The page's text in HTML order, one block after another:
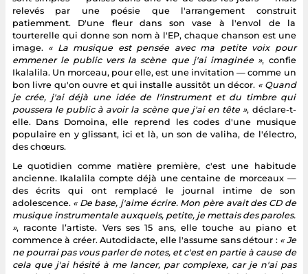
relevés par une poésie que l'arrangement construit
patiemment. D'une fleur dans son vase à l'envol de la
tourterelle qui donne son nom à l'EP, chaque chanson est une
image. « La musique est pensée avec ma petite voix pour
emmener le public vers la scène que j'ai imaginée », confie
Ikalalila. Un morceau, pour elle, est une invitation — comme un
bon livre qu'on ouvre et qui installe aussitôt un décor. « Quand
je crée, j'ai déjà une idée de l'instrument et du timbre qui
poussera le public à avoir la scène que j'ai en tête », déclare-t-
elle. Dans Domoina, elle reprend les codes d'une musique
populaire en y glissant, ici et là, un son de valiha, de l'électro,
des chœurs.
Le quotidien comme matière première, c'est une habitude
ancienne. Ikalalila compte déjà une centaine de morceaux —
des écrits qui ont remplacé le journal intime de son
adolescence. « De base, j'aime écrire. Mon père avait des CD de
musique instrumentale auxquels, petite, je mettais des paroles.
», raconte l’artiste. Vers ses 15 ans, elle touche au piano et
commence à créer. Autodidacte, elle l'assume sans détour : « Je
ne pourrai pas vous parler de notes, et c'est en partie à cause de
cela que j'ai hésité à me lancer, par complexe, car je n'ai pas